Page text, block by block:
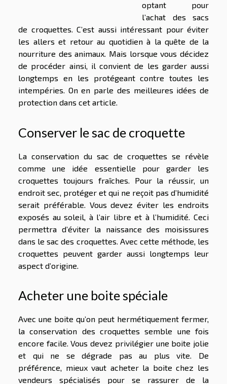
optant pour
l’achat des sacs
de croquettes. C’est aussi intéressant pour éviter
les allers et retour au quotidien à la quête de la
nourriture des animaux. Mais lorsque vous décidez
de procéder ainsi, il convient de les garder aussi
longtemps en les protégeant contre toutes les
intempéries. On en parle des meilleures idées de
protection dans cet article.
Conserver le sac de croquette
La conservation du sac de croquettes se révèle
comme une idée essentielle pour garder les
croquettes toujours fraîches. Pour la réussir, un
endroit sec, protéger et qui ne reçoit pas d’humidité
serait préférable. Vous devez éviter les endroits
exposés au soleil, à l’air libre et à l’humidité. Ceci
permettra d’éviter la naissance des moisissures
dans le sac des croquettes. Avec cette méthode, les
croquettes peuvent garder aussi longtemps leur
aspect d’origine.
Acheter une boite spéciale
Avec une boite qu’on peut hermétiquement fermer,
la conservation des croquettes semble une fois
encore facile. Vous devez privilégier une boite jolie
et qui ne se dégrade pas au plus vite. De
préférence, mieux vaut acheter la boite chez les
vendeurs spécialisés pour se rassurer de la